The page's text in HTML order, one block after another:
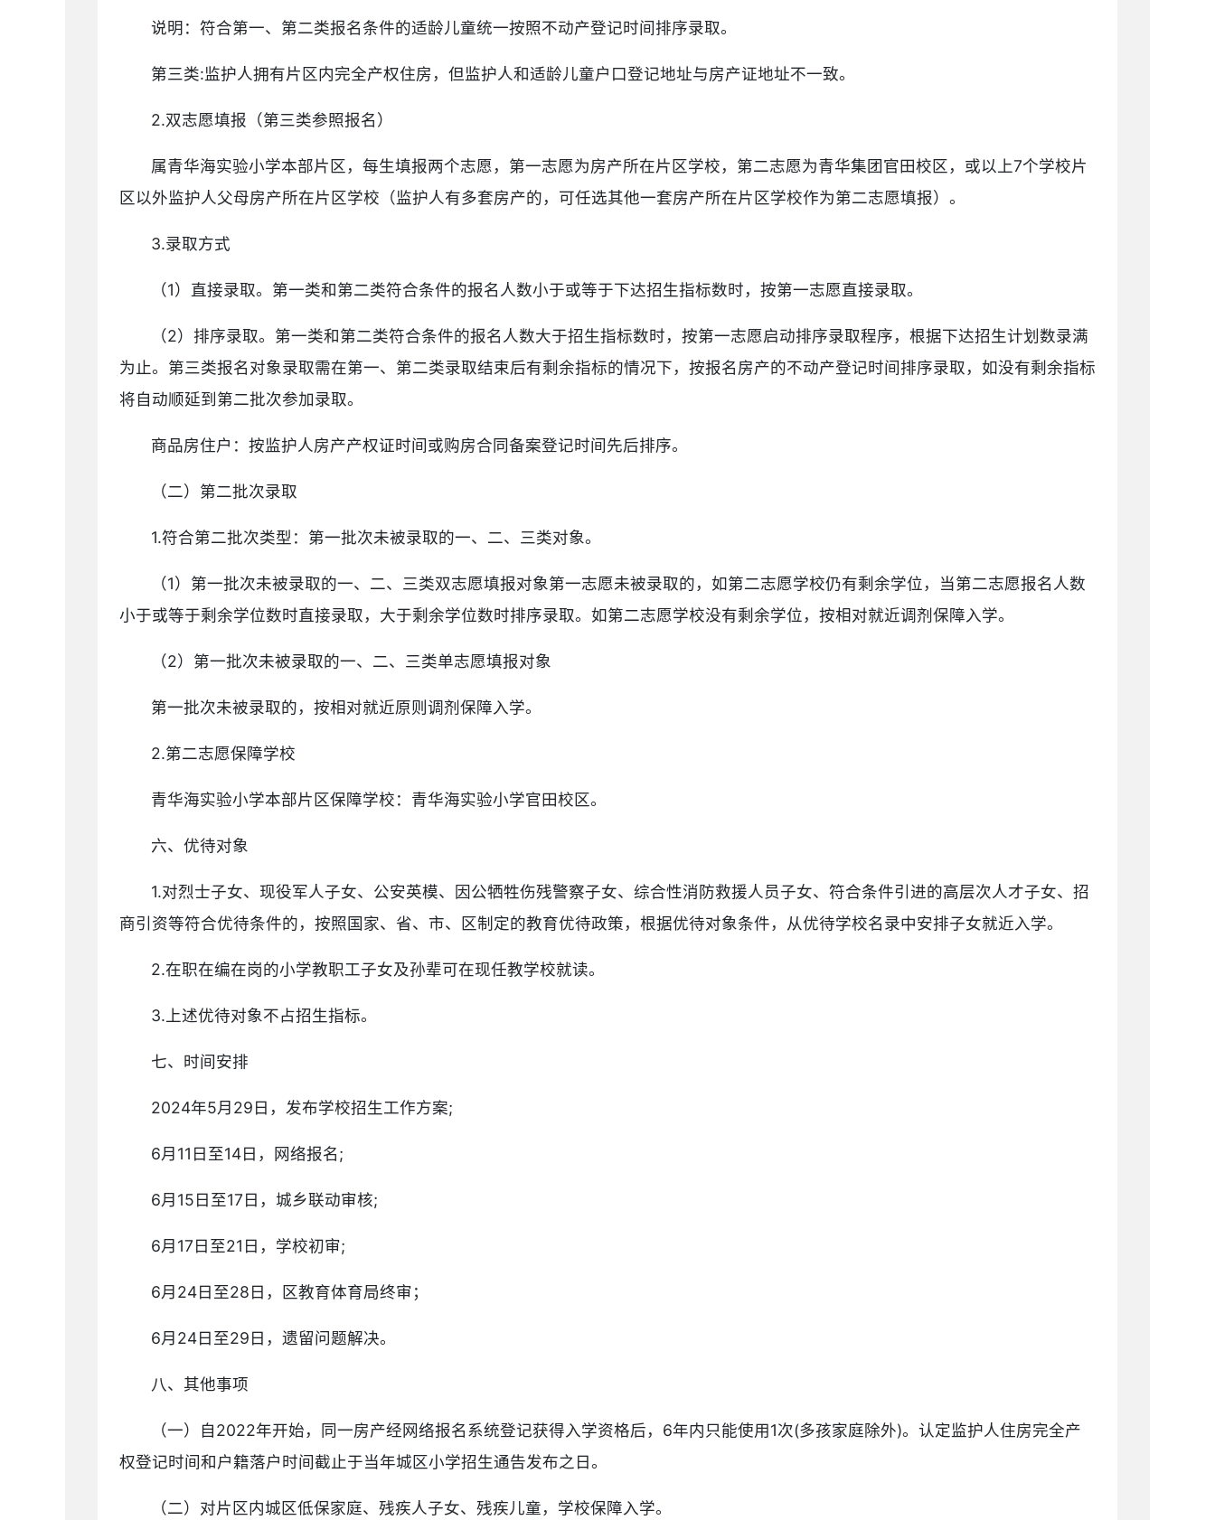
说明：符合第一、第二类报名条件的适龄儿童统一按照不动产登记时间排序录取。
第三类:监护人拥有片区内完全产权住房，但监护人和适龄儿童户口登记地址与房产证地址不一致。
2.双志愿填报（第三类参照报名）
属青华海实验小学本部片区，每生填报两个志愿，第一志愿为房产所在片区学校，第二志愿为青华集团官田校区，或以上7个学校片
区以外监护人父母房产所在片区学校（监护人有多套房产的，可任选其他一套房产所在片区学校作为第二志愿填报）。
3.录取方式
（1）直接录取。第一类和第二类符合条件的报名人数小于或等于下达招生指标数时，按第一志愿直接录取。
（2）排序录取。第一类和第二类符合条件的报名人数大于招生指标数时，按第一志愿启动排序录取程序，根据下达招生计划数录满
为止。第三类报名对象录取需在第一、第二类录取结束后有剩余指标的情况下，按报名房产的不动产登记时间排序录取，如没有剩余指标
将自动顺延到第二批次参加录取。
商品房住户：按监护人房产产权证时间或购房合同备案登记时间先后排序。
（二）第二批次录取
1.符合第二批次类型：第一批次未被录取的一、二、三类对象。
（1）第一批次未被录取的一、二、三类双志愿填报对象第一志愿未被录取的，如第二志愿学校仍有剩余学位，当第二志愿报名人数
小于或等于剩余学位数时直接录取，大于剩余学位数时排序录取。如第二志愿学校没有剩余学位，按相对就近调剂保障入学。
（2）第一批次未被录取的一、二、三类单志愿填报对象
第一批次未被录取的，按相对就近原则调剂保障入学。
2.第二志愿保障学校
青华海实验小学本部片区保障学校：青华海实验小学官田校区。
六、优待对象
1.对烈士子女、现役军人子女、公安英模、因公牺牲伤残警察子女、综合性消防救援人员子女、符合条件引进的高层次人才子女、招
商引资等符合优待条件的，按照国家、省、市、区制定的教育优待政策，根据优待对象条件，从优待学校名录中安排子女就近入学。
2.在职在编在岗的小学教职工子女及孙辈可在现任教学校就读。
3.上述优待对象不占招生指标。
七、时间安排
2024年5月29日，发布学校招生工作方案;
6月11日至14日，网络报名;
6月15日至17日，城乡联动审核;
6月17日至21日，学校初审;
6月24日至28日，区教育体育局终审；
6月24日至29日，遗留问题解决。
八、其他事项
（一）自2022年开始，同一房产经网络报名系统登记获得入学资格后，6年内只能使用1次(多孩家庭除外)。认定监护人住房完全产
权登记时间和户籍落户时间截止于当年城区小学招生通告发布之日。
（二）对片区内城区低保家庭、残疾人子女、残疾儿童，学校保障入学。